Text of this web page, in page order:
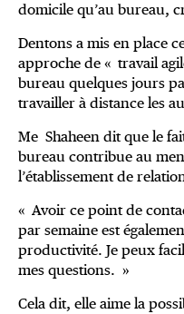
domicile qu’au bureau,
Dentons a mis en place
approche de « travail
bureau quelques jours
travailler à distance les
Me Shaheen dit que le
bureau contribue au
l’établissement de
« Avoir ce point de
par semaine est
productivité. Je peux
mes questions. »
Cela dit, elle aime la